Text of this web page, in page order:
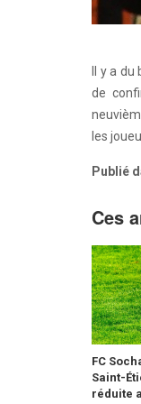
Il y a
de
les
Publié
Ces
FC
Saint-
réduite